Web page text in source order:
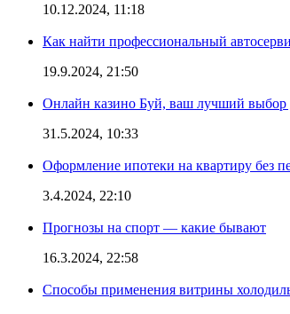
10.12.2024, 11:18
Как найти профессиональный
19.9.2024, 21:50
Онлайн казино Буй, ваш лучший выбор
31.5.2024, 10:33
Оформление ипотеки на квартиру без
3.4.2024, 22:10
Прогнозы на спорт — какие бывают
16.3.2024, 22:58
Способы применения витрины